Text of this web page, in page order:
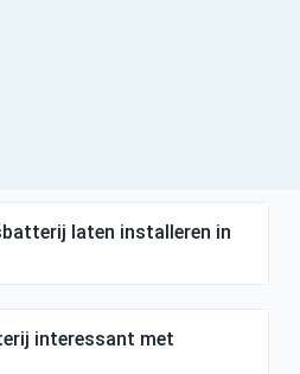
laten installeren in
interessant met